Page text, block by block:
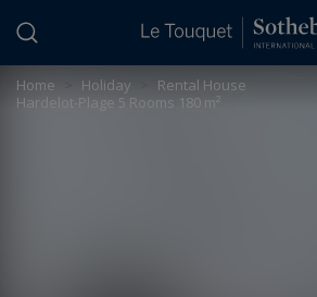
Home Holiday
Rental House
Hardelot-Plage 5 Rooms 180 m²